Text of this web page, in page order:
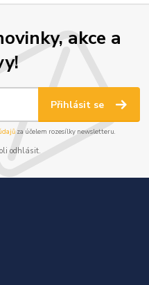
akce a
Přihlásit se
za účelem rozesílky newsletteru.
odhlásit.